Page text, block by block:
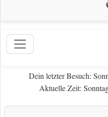
Dein letzter Besuch:
Aktuelle Zeit: